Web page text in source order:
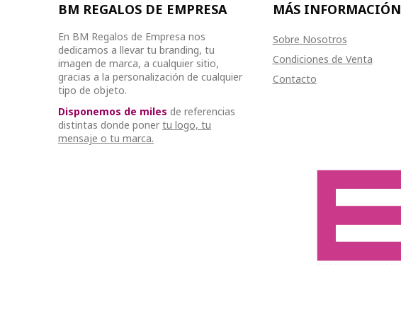
BM REGALOS DE EMPRESA
En BM Regalos de Empresa nos
dedicamos a llevar tu branding, tu
imagen de marca, a cualquier sitio,
gracias a la personalización de cualquier
tipo de objeto.
Disponemos de miles de referencias
distintas donde poner tu logo, tu
mensaje o tu marca.
MÁS INFORMACIÓN
Sobre Nosotros
Condiciones de Venta
Contacto